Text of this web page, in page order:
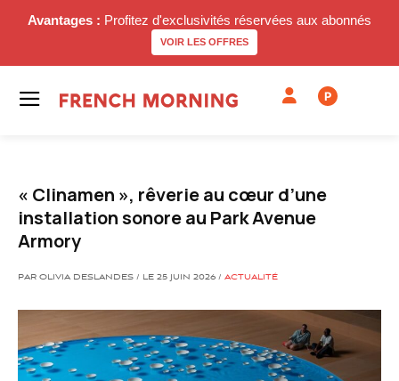
Avantages : Profitez d'exclusivités réservées aux abonnés
VOIR LES OFFRES
P
« Clinamen », rêverie au cœur d’une
installation sonore au Park Avenue
Armory
PAR OLIVIA DESLANDES / LE 25 JUIN 2026 / ACTUALITÉ